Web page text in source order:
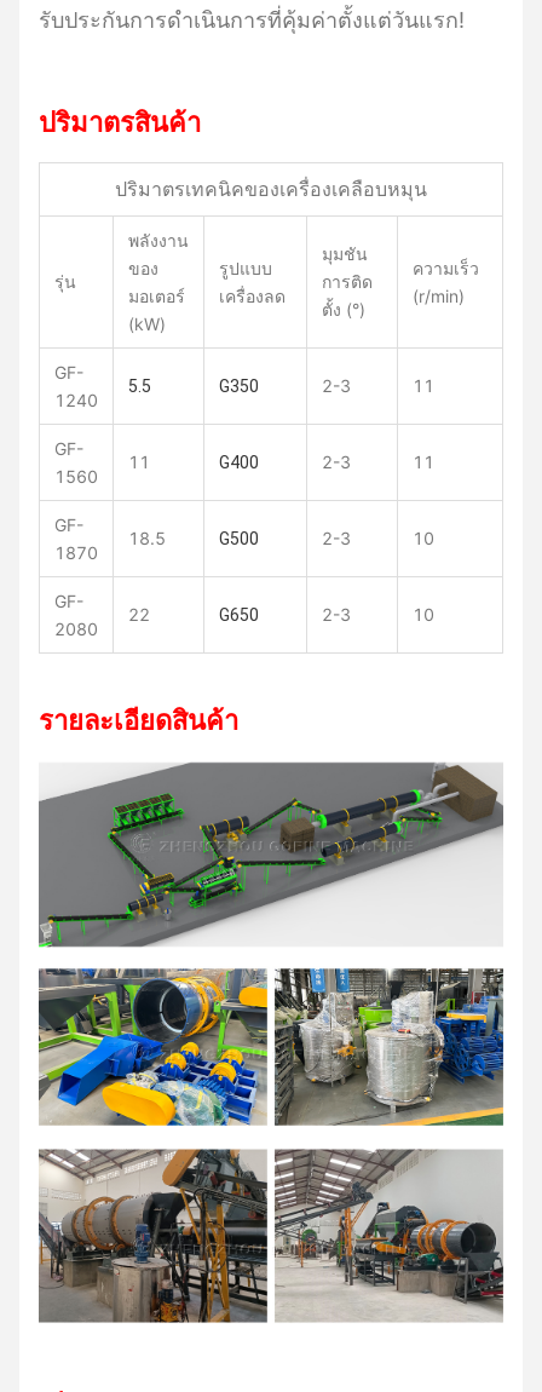
รับประกันการดําเนินการที่คุ้มค่าตั้งแต่วันแรก!
ปริมาตรสินค้า
ปริมาตรเทคนิคของเครื่องเคลือบหมุน
รุ่น
พลังงาน
ของ
มอเตอร์
(kW)
รูปแบบ
เครื่องลด
มุมชัน
การติด
ตั้ง (°)
ความเร็ว
(r/min)
GF-
1240
5.5 G350 2-3 11
GF-
1560
11 G400 2-3 11
GF-
1870
18.5 G500 2-3 10
GF-
2080
22 G650 2-3 10
รายละเอียดสินค้า